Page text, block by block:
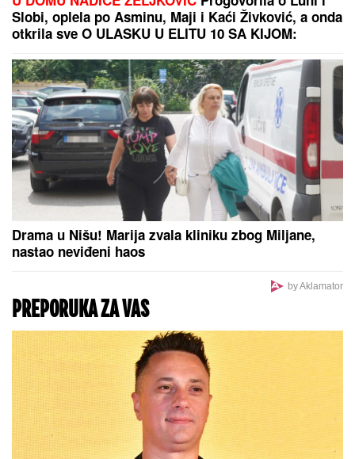
Dnevni horoskop za ponedeljak, 10.
avgust: Partner diže ruke od riba, a
evo ko danas PRAVI SKANDAL na
poslu
Nizala skandale u Zadruzi, bila sa Filipom Đukićem,
pa nestala! Rodila ćerku i potpuno promenila izgled!
(FOTO)